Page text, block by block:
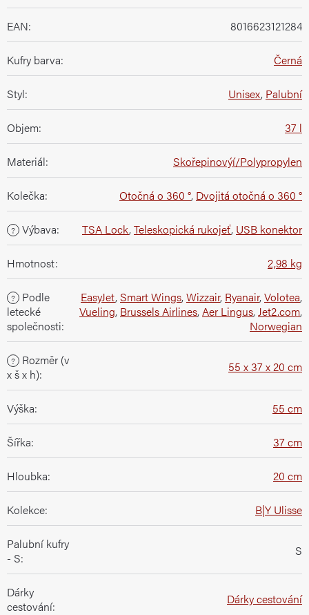
EAN: 8016623121284
Kufry barva: Černá
Styl: Unisex, Palubní
Objem: 37 l
Materiál: Skořepinovýí/Polypropylen
Kolečka: Otočná o 360 °, Dvojitá otočná o 360 °
? Výbava: TSA Lock,Teleskopická rukojeť, USB konektor
Hmotnost: 2,98 kg
?
Podle
letecké
společnosti:
EasyJet, Smart Wings,Wizzair, Ryanair,Volotea,
Vueling, Brussels Airlines,Aer Lingus,Jet2.com,
Norwegian
?
Rozměr (v
x š x h): 55 x 37 x 20 cm
Výška: 55 cm
Šířka: 37 cm
Hloubka: 20 cm
Kolekce: B|Y Ulisse
Palubní kufry
- S: S
Dárky
cestování: Dárky cestování